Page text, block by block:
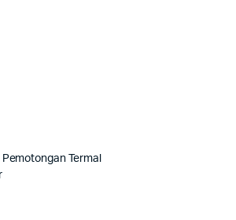
Termal